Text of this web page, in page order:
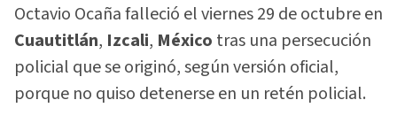
Octavio Ocaña falleció el viernes 29 de octubre en
Cuautitlán, Izcali, México tras una persecución
policial que se originó, según versión oficial,
porque no quiso detenerse en un retén policial.